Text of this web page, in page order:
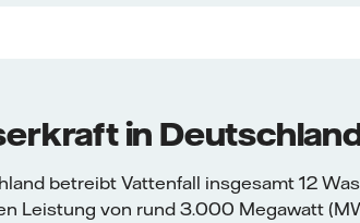
in
betreibt Vattenfall insgesamt 12
Leistung von rund 3.000 Megawatt